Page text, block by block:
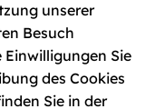
unserer
Besuch
Sie
des Cookies
Sie in der